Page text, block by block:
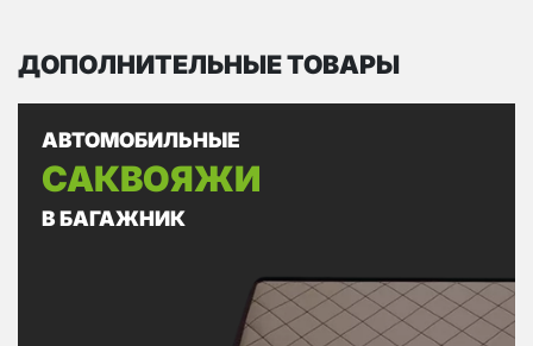
ДОПОЛНИТЕЛЬНЫЕ ТОВАРЫ
АВТОМОБИЛЬНЫЕ
САКВОЯЖИ
В БАГАЖНИК